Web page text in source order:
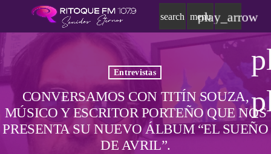
search menu
play_arrow
Entrevistas
CONVERSAMOS CON TITÍN SOUZA,
MÚSICO Y ESCRITOR PORTEÑO QUE NOS
PRESENTA SU NUEVO ÁLBUM “EL SUEÑO
DE AVRIL”.